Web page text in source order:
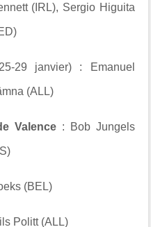
(IRL), Sergio Higuita
29 janvier) : Emanuel
(ALL)
Valence: Bob Jungels
(BEL)
Politt (ALL)